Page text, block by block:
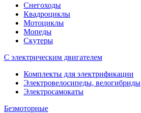
Снегоходы
Квадроциклы
Мотоциклы
Мопеды
Скутеры
С электрическим двигателем
Комплекты для электрификации
Электровелосипеды, велогибриды
Электросамокаты
Безмоторные